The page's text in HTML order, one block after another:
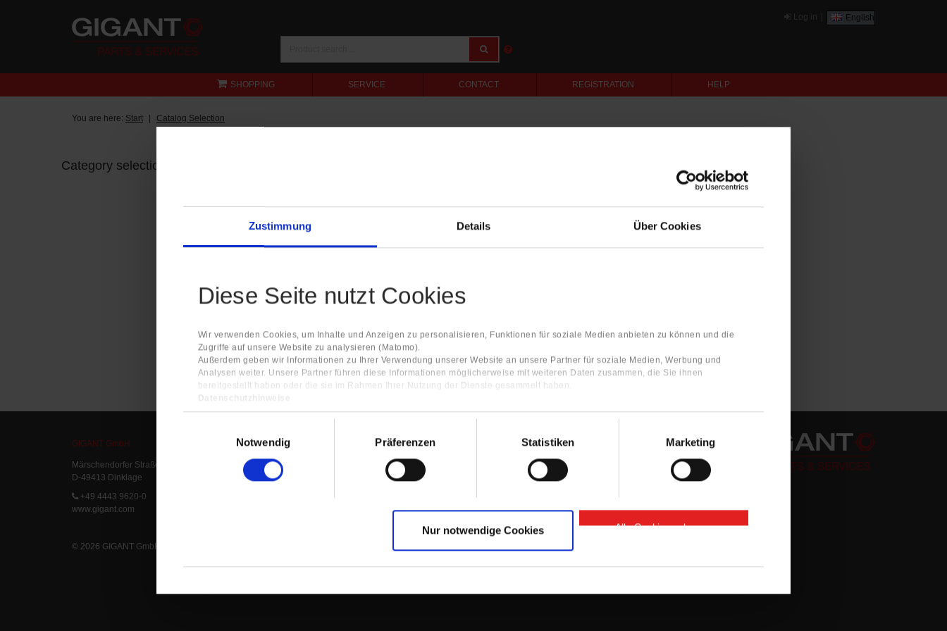
Zustimmung Details Über Cookies
Diese Seite nutzt Cookies
Wir verwenden Cookies, um Inhalte und Anzeigen zu personalisieren, Funktionen für soziale Medien anbieten zu können und die
Zugriffe auf unsere Website zu analysieren (Matomo).
Außerdem geben wir Informationen zu Ihrer Verwendung unserer Website an unsere Partner für soziale Medien, Werbung und
Analysen weiter. Unsere Partner führen diese Informationen möglicherweise mit weiteren Daten zusammen, die Sie ihnen
bereitgestellt haben oder die sie im Rahmen Ihrer Nutzung der Dienste gesammelt haben.
Datenschutzhinweise
Impressum
Notwendig
Präferenzen Statistiken Marketing
Nur notwendige Cookies Alle Cookies zulassen
Log in English
SHOPPING SERVICE CONTACT REGISTRATION HELP
You are here: Start Catalog Selection
Category selection
GIGANT GmbH
Märschendorfer Straße 42
D-49413 Dinklage
+49 4443 9620-0
www.gigant.com
Service
Service Locator
Delivery Information
Contact Person
Contact form
© 2026 GIGANT GmbH